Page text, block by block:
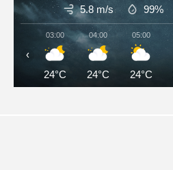
5.8 m/s 99%
03:00
24°C
04:00
24°C
05:00
24°C
‹